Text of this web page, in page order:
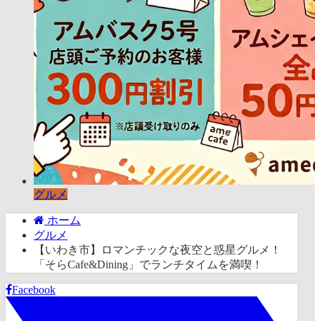
グルメ
ホーム
グルメ
【いわき市】ロマンチックな夜空と惑星グルメ！
「そらCafe&Dining」でランチタイムを満喫！
Facebook